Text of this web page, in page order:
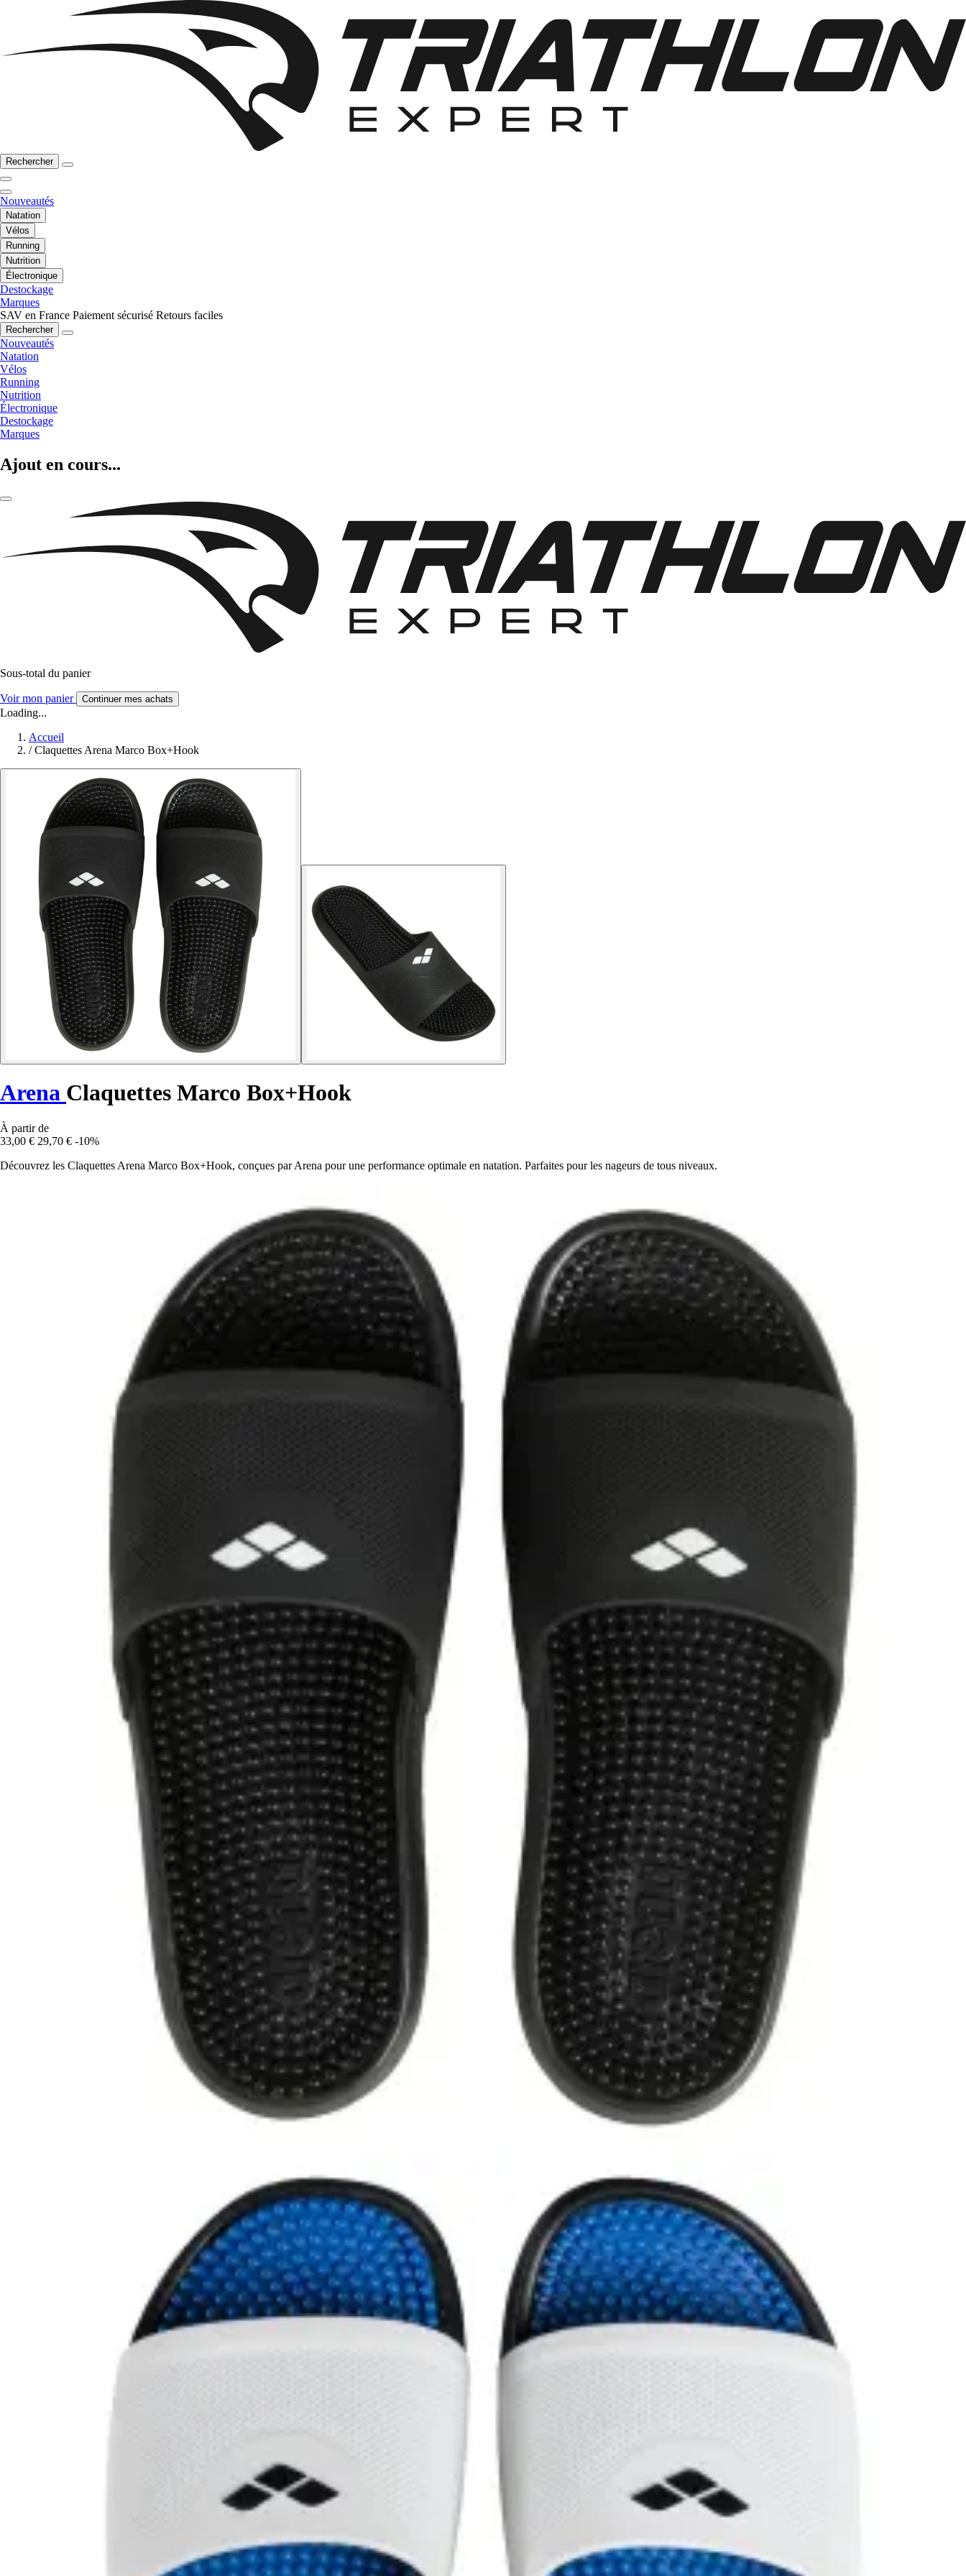
Rechercher
Nouveautés
Natation
Vélos
Running
Nutrition
Électronique
Destockage
Marques
SAV en France Paiement sécurisé Retours faciles
Rechercher
Nouveautés
Natation
Vélos
Running
Nutrition
Électronique
Destockage
Marques
Ajout en cours...
Sous-total du panier
Voir mon panier Continuer mes achats
Loading...
Accueil
/ Claquettes Arena Marco Box+Hook
Arena Claquettes Marco Box+Hook
À partir de
33,00 € 29,70 € -10%
Découvrez les Claquettes Arena Marco Box+Hook, conçues par Arena pour une performance optimale en natation. Parfaites pour les nageurs de tous niveaux.